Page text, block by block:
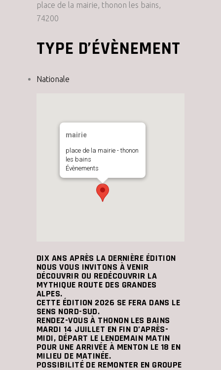
place de la mairie, thonon les bains,
74200
TYPE D’ÉVÈNEMENT
Nationale
mairie
place de la mairie - thonon
les bains
Évènements
DIX ANS APRÈS LA DERNIÈRE ÉDITION
NOUS VOUS INVITONS À VENIR
DÉCOUVRIR OU REDÉCOUVRIR LA
MYTHIQUE ROUTE DES GRANDES
ALPES.
CETTE ÉDITION 2026 SE FERA DANS LE
SENS NORD-SUD.
RENDEZ-VOUS À THONON LES BAINS
MARDI 14 JUILLET EN FIN D’APRÈS-
MIDI, DÉPART LE LENDEMAIN MATIN
POUR UNE ARRIVÉE À MENTON LE 18 EN
MILIEU DE MATINÉE.
POSSIBILITÉ DE REMONTER EN GROUPE